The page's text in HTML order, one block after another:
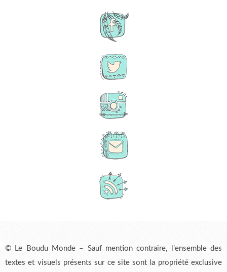
© Le Boudu Monde – Sauf mention contraire, l’ensemble des
textes et visuels présents sur ce site sont la propriété exclusive